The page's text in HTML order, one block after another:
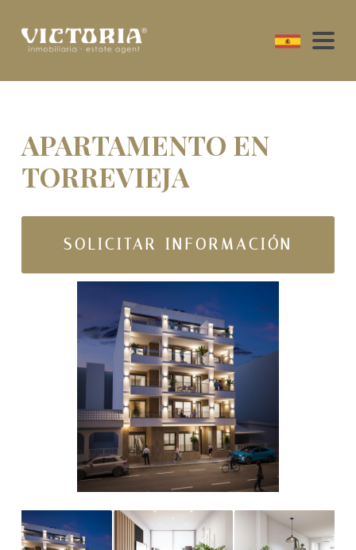
APARTAMENTO EN
TORREVIEJA
SOLICITAR INFORMACIÓN